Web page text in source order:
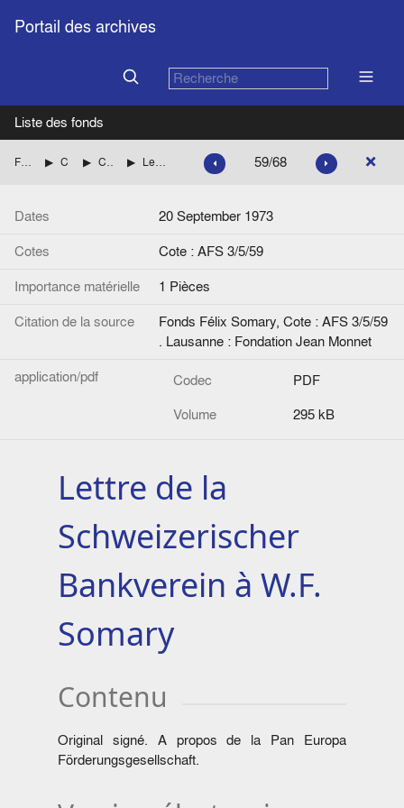
Portail des archives
Liste des fonds
Fonds Félix Somary Correspondance de Wolfgang F. Somary Lettre de la Schweizerischer Bankverein à W.F. Somary 59/68
Dates
20 September 1973
Cotes
Cote : AFS 3/5/59
Importance matérielle
1 Pièces
Citation de la source
Fonds Félix Somary, Cote : AFS 3/5/59
. Lausanne : Fondation Jean Monnet
application/pdf
Codec
PDF
Volume
295 kB
Lettre de la
Schweizerischer
Bankverein à W.F.
Somary
Contenu
Original signé. A propos de la Pan Europa
Förderungsgesellschaft.